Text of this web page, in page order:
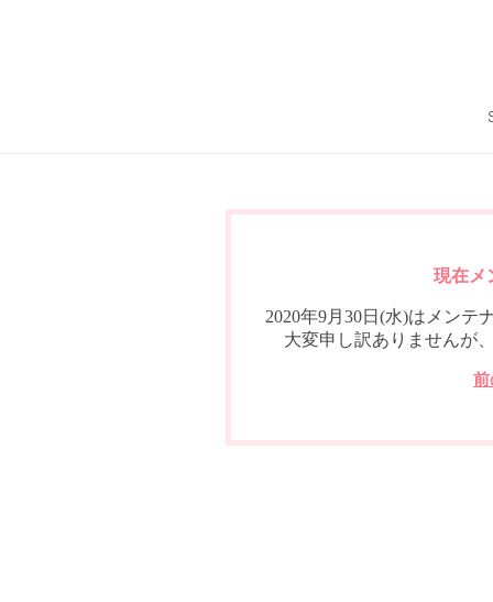
現在メ
2020年9月30日(水)はメンテ
大変申し訳ありませんが
前